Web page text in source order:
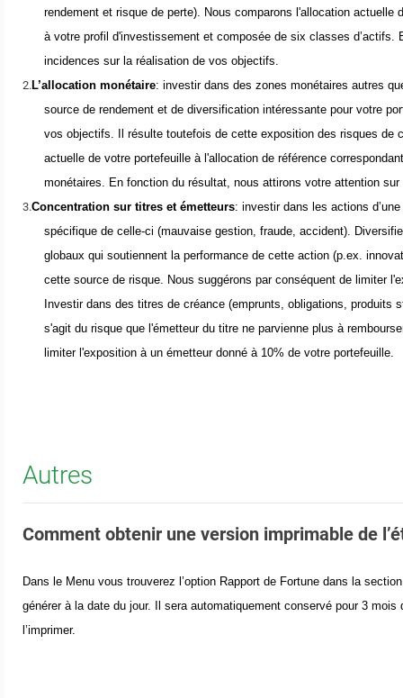
rendement et risque de perte). Nous comparons l'allocation actuelle
à votre profil d'investissement et composée de six classes d’actifs.
incidences sur la réalisation de vos objectifs.
2.L’allocation monétaire: investir dans des zones monétaires autres
source de rendement et de diversification intéressante pour votre
vos objectifs. Il résulte toutefois de cette exposition des risques de
actuelle de votre portefeuille à l'allocation de référence
monétaires. En fonction du résultat, nous attirons votre attention
3.Concentration sur titres et émetteurs: investir dans les actions
spécifique de celle-ci (mauvaise gestion, fraude, accident).
globaux qui soutiennent la performance de cette action (p.ex.
cette source de risque. Nous suggérons par conséquent de limiter
Investir dans des titres de créance (emprunts, obligations, produits
s'agit du risque que l'émetteur du titre ne parvienne plus à
limiter l'exposition à un émetteur donné à 10% de votre portefeuille.
Autres
Comment obtenir une version imprimable de
Dans le Menu vous trouverez l’option Rapport de Fortune dans la
générer à la date du jour. Il sera automatiquement conservé pour 3
l’imprimer.